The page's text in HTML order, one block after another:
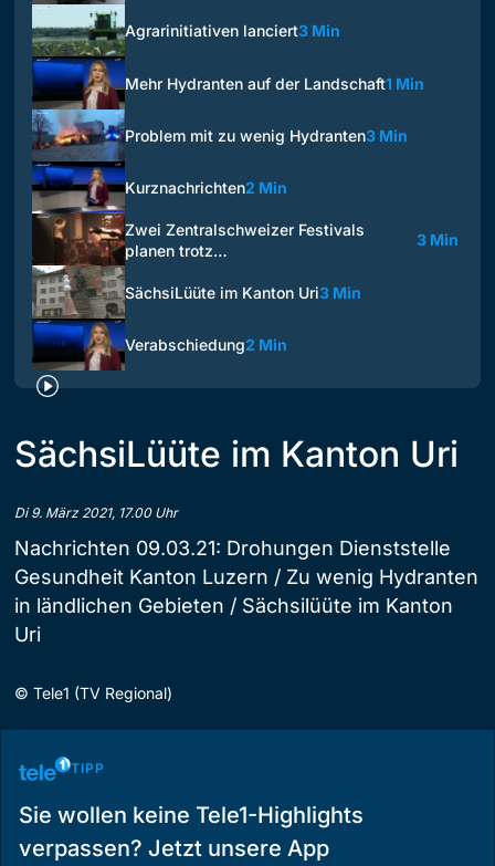
Agrarinitiativen lanciert3 Min
Mehr Hydranten auf der Landschaft1 Min
Problem mit zu wenig Hydranten3 Min
Kurznachrichten2 Min
Zwei Zentralschweizer Festivals
planen trotz…
3 Min
SächsiLüüte im Kanton Uri3 Min
Verabschiedung2 Min
SächsiLüüte im Kanton Uri
Di 9. März 2021, 17.00 Uhr
Nachrichten 09.03.21: Drohungen Dienststelle
Gesundheit Kanton Luzern / Zu wenig Hydranten
in ländlichen Gebieten / Sächsilüüte im Kanton
Uri
© Tele1 (TV Regional)
TIPP
Sie wollen keine Tele1-Highlights
verpassen? Jetzt unsere App